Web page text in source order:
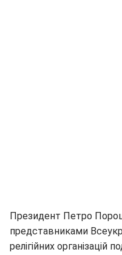
Президент Петро
представниками
релігійних організацій